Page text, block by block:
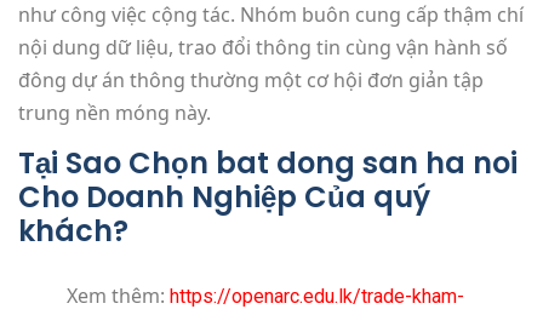
như công việc cộng tác. Nhóm buôn cung cấp thậm chí
nội dung dữ liệu, trao đổi thông tin cùng vận hành số
đông dự án thông thường một cơ hội đơn giản tập
trung nền móng này.
Tại Sao Chọn bat dong san ha noi
Cho Doanh Nghiệp Của quý
khách?
Xem thêm: https://openarc.edu.lk/trade-kham-